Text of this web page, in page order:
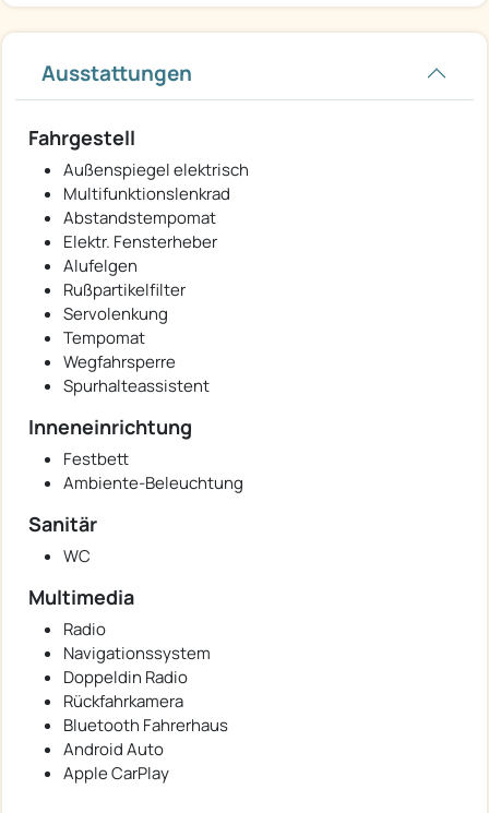
Ausstattungen
Fahrgestell
Außenspiegel elektrisch
Multifunktionslenkrad
Abstandstempomat
Elektr. Fensterheber
Alufelgen
Rußpartikelfilter
Servolenkung
Tempomat
Wegfahrsperre
Spurhalteassistent
Inneneinrichtung
Festbett
Ambiente-Beleuchtung
Sanitär
WC
Multimedia
Radio
Navigationssystem
Doppeldin Radio
Rückfahrkamera
Bluetooth Fahrerhaus
Android Auto
Apple CarPlay